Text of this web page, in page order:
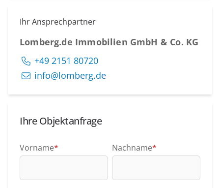
Ihr Ansprechpartner
Lomberg.de Immobilien GmbH & Co. KG
+49 2151 80720
info@lomberg.de
Ihre Objektanfrage
Vorname* Nachname*